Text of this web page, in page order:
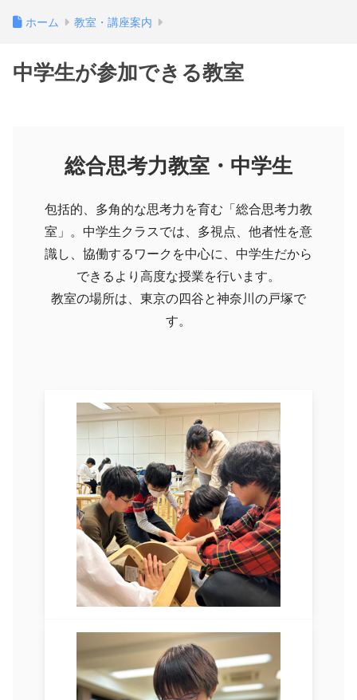
ホーム 教室・講座案内
中学生が参加できる教室
総合思考力教室・中学生
包括的、多角的な思考力を育む「総合思考力教
室」。中学生クラスでは、多視点、他者性を意
識し、協働するワークを中心に、中学生だから
できるより高度な授業を行います。
教室の場所は、東京の四谷と神奈川の戸塚で
す。